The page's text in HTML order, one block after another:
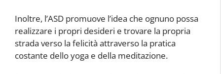
Inoltre, l’ASD promuove l’idea che ognuno possa
realizzare i propri desideri e trovare la propria
strada verso la felicità attraverso la pratica
costante dello yoga e della meditazione.